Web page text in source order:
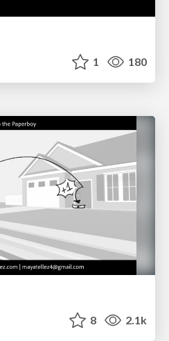
1 180
8 2.1k